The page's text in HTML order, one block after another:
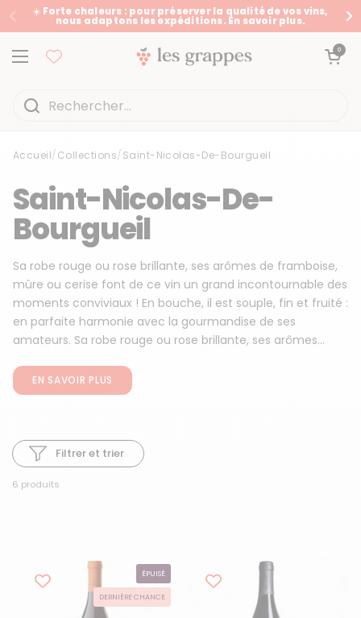
Passer au contenu
Précédent
☀️ Forte chaleurs : pour préserver la qualité de vos vins,
nous adaptons les expéditions. En savoir plus.
Ouvrir le menu
Ouvrir le panier
0
Accueil
Accueil/Collections/Saint-Nicolas-De-Bourgueil
Saint-Nicolas-De-
Bourgueil
Sa robe rouge ou rose brillante, ses arômes de framboise,
mûre ou cerise font de ce vin un grand incontournable des
moments conviviaux ! En bouche, il est souple, fin et fruité :
en parfaite harmonie avec la gourmandise de ses
amateurs. Sa robe rouge ou rose brillante, ses arômes...
EN SAVOIR PLUS
6 produits
Filtrer et trier
ÉPUISÉ
DERNIÈRE CHANCE